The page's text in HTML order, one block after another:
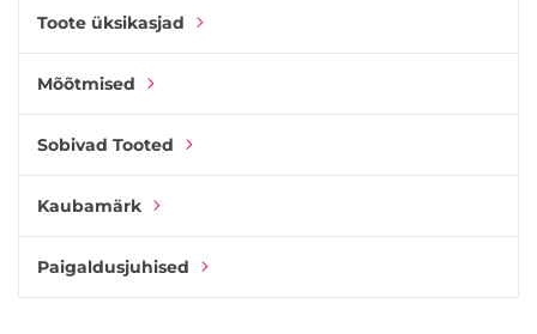
Toote üksikasjad
Mõõtmised
Sobivad Tooted
Kaubamärk
Paigaldusjuhised